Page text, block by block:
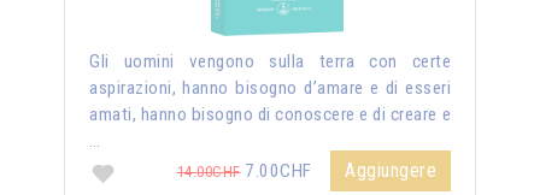
Gli uomini vengono sulla terra con certe
aspirazioni, hanno bisogno d’amare e di esseri
amati, hanno bisogno di conoscere e di creare e
…
14.00CHF7.00CHF Aggiungere